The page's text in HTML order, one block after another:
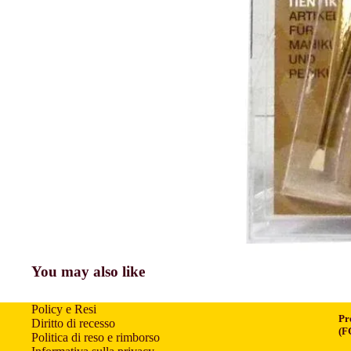
You may also like
Policy e Resi
Diritto di recesso
Politica di reso e rimborso